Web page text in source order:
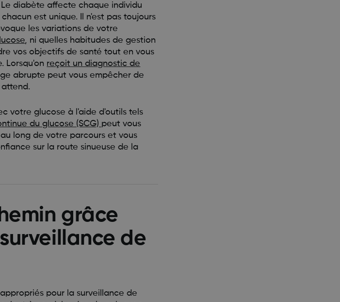
diabète affecte chaque individu
est unique. Il n'est pas toujours
les variations de votre
, ni quelles habitudes de gestion
vos objectifs de santé tout en vous
Lorsqu'on reçoit un diagnostic de
abrupte peut vous empêcher de
votre glucose à l'aide d'outils tels
du glucose (SCG) peut vous
long de votre parcours et vous
sur la route sinueuse de la
grâce
de
pour la surveillance de